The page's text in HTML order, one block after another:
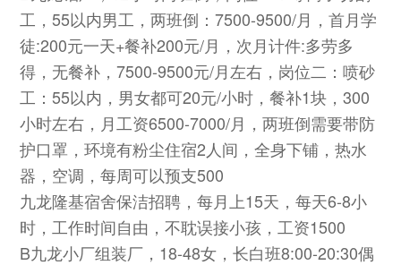
工，55以内男工，两班倒：7500-9500/月，首月学
徒:200元一天+餐补200元/月，次月计件:多劳多
得，无餐补，7500-9500元/月左右，岗位二：喷砂
工：55以内，男女都可20元/小时，餐补1块，300
小时左右，月工资6500-7000/月，两班倒需要带防
护口罩，环境有粉尘住宿2人间，全身下铺，热水
器，空调，每周可以预支500
九龙隆基宿舍保洁招聘，每月上15天，每天6-8小
时，工作时间自由，不耽误接小孩，工资1500
B九龙小厂组装厂，18-48女，长白班8:00-20:30偶